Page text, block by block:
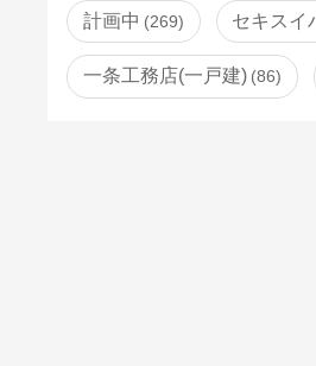
計画中 269 セキスイ
一条工務店(一戸建) 86